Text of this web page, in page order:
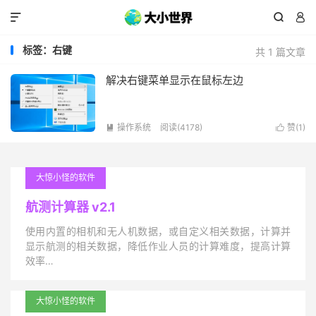
 

共 1 篇文章
标签：右键
解决右键菜单显示在鼠标左边
 赞(1 )
 操作系统 阅读(4178)
大惊小怪的软件
航测计算器 v2.1
使用内置的相机和无人机数据，或自定义相关数据，计算并
显示航测的相关数据，降低作业人员的计算难度，提高计算
效率…
大惊小怪的软件